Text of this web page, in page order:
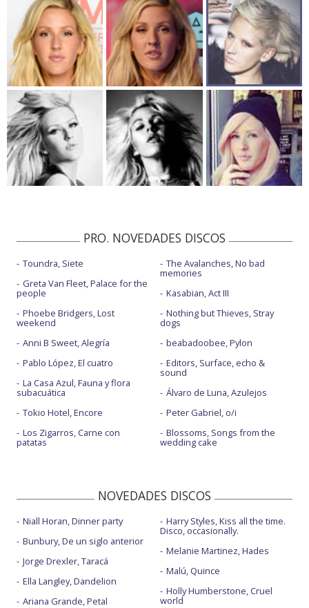
PRO. NOVEDADES DISCOS
Toundra, Siete
Greta Van Fleet, Palace for the
people
Phoebe Bridgers, Lost
weekend
Anni B Sweet, Alegría
Pablo López, El cuatro
La Casa Azul, Fauna y flora
subacuática
Tokio Hotel, Encore
Los Zigarros, Carne con
patatas
The Avalanches, No bad
memories
Kasabian, Act III
Nothing but Thieves, Stray
dogs
beabadoobee, Pylon
Editors, Surface, echo &
sound
Álvaro de Luna, Azulejos
Peter Gabriel, o/i
Blossoms, Songs from the
wedding cake
NOVEDADES DISCOS
Niall Horan, Dinner party
Bunbury, De un siglo anterior
Jorge Drexler, Taracá
Ella Langley, Dandelion
Ariana Grande, Petal
Harry Styles, Kiss all the time.
Disco, occasionally.
Melanie Martinez, Hades
Malú, Quince
Holly Humberstone, Cruel
world